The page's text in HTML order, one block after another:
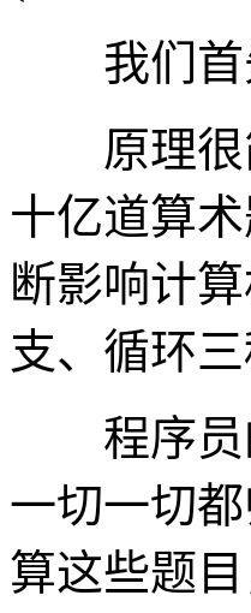
我们首先
原理很简
十亿道算
断影响计
支、循环三
程序员的
一切一切
算这些题